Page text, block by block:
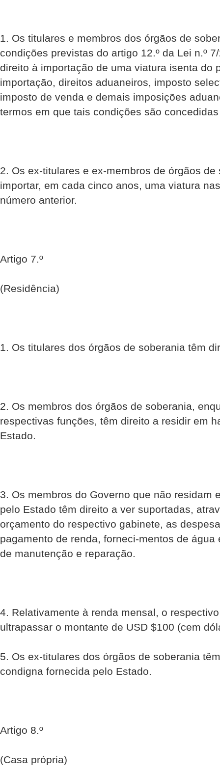
1. Os titulares e membros dos órgãos de
condições previstas do artigo 12.º da Lei n.º
direito à importação de uma viatura isenta do
importação, direitos aduaneiros, imposto
imposto de venda e demais imposições
termos em que tais condições são
2. Os ex-titulares e ex-membros de órgãos
importar, em cada cinco anos, uma viatura
número anterior.
Artigo 7.º
(Residência)
1. Os titulares dos órgãos de soberania têm
2. Os membros dos órgãos de soberania,
respectivas funções, têm direito a residir em
Estado.
3. Os membros do Governo que não residam
pelo Estado têm direito a ver suportadas,
orçamento do respectivo gabinete, as
pagamento de renda, forneci-mentos de
de manutenção e reparação.
4. Relativamente à renda mensal, o
ultrapassar o montante de USD $100 (cem
5. Os ex-titulares dos órgãos de soberania
condigna fornecida pelo Estado.
Artigo 8.º
(Casa própria)